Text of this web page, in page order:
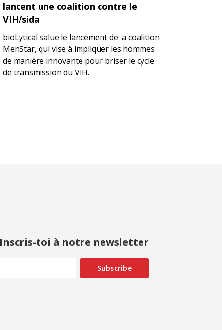
lancent une coalition contre le
VIH/sida
bioLytical salue le lancement de la coalition
MenStar, qui vise à impliquer les hommes
de manière innovante pour briser le cycle
de transmission du VIH.
Inscris-toi à notre newsletter